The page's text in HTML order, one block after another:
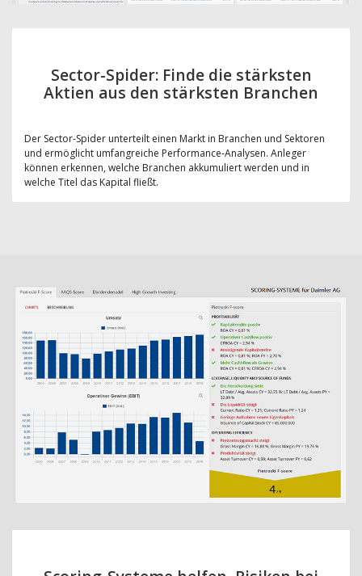
Sector-Spider: Finde die stärksten
Aktien aus den stärksten Branchen
Der Sector-Spider unterteilt einen Markt in Branchen und Sektoren
und ermöglicht umfangreiche Performance-Analysen. Anleger
können erkennen, welche Branchen akkumuliert werden und in
welche Titel das Kapital fließt.